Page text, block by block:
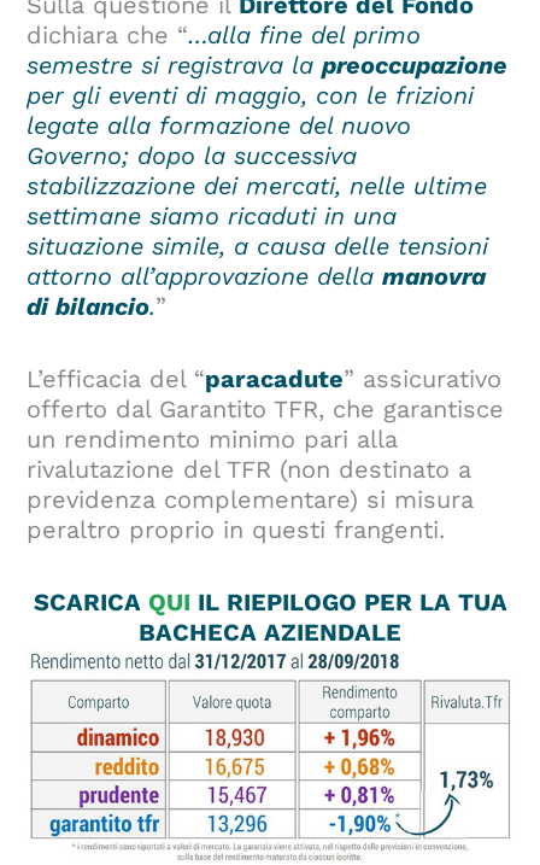
dichiara che “…alla fine del primo
semestre si registrava lapreoccupazione
per gli eventi di maggio, con le frizioni
legate alla formazione del nuovo
Governo; dopo la successiva
stabilizzazione dei mercati, nelle ultime
settimane siamo ricaduti in una
situazione simile, a causa delle tensioni
attorno all’approvazione dellamanovra
di bilancio.”
L’efficacia del “paracadute” assicurativo
offerto dal Garantito TFR, che garantisce
un rendimento minimo pari alla
rivalutazione del TFR (non destinato a
previdenza complementare) si misura
peraltro proprio in questi frangenti.
SCARICA QUI IL RIEPILOGO PER LA TUA
BACHECA AZIENDALE